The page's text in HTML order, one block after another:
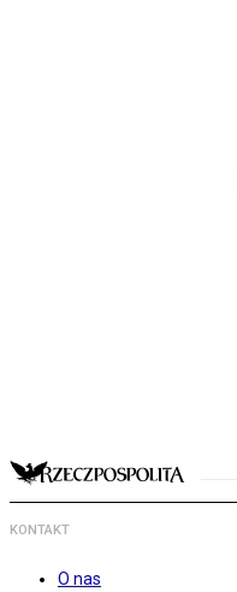
KONTAKT
O nas